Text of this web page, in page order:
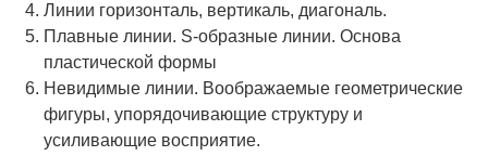
Линии горизонталь, вертикаль, диагональ.
Плавные линии. S-образные линии. Основа
пластической формы
Невидимые линии. Воображаемые геометрические
фигуры, упорядочивающие структуру и
усиливающие восприятие.